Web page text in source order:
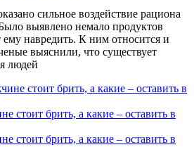
сильное воздействие рациона
выявлено немало продуктов
навредить. К ним относится и
выяснили, что существует
людей
стоит брить, а какие – оставить в
стоит брить, а какие – оставить в